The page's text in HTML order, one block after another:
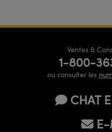
Ventes &
1-800-
ou consulter les
CHAT